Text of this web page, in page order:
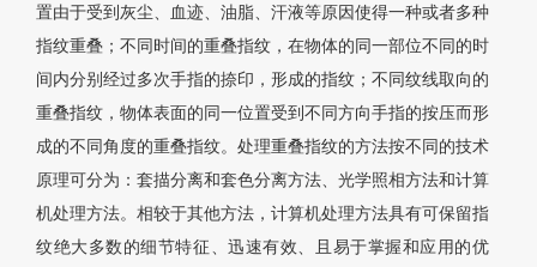
置由于受到灰尘、血迹、油脂、汗液等原因使得一种或者多种
指纹重叠；不同时间的重叠指纹，在物体的同一部位不同的时
间内分别经过多次手指的捺印，形成的指纹；不同纹线取向的
重叠指纹，物体表面的同一位置受到不同方向手指的按压而形
成的不同角度的重叠指纹。处理重叠指纹的方法按不同的技术
原理可分为：套描分离和套色分离方法、光学照相方法和计算
机处理方法。相较于其他方法，计算机处理方法具有可保留指
纹绝大多数的细节特征、迅速有效、且易于掌握和应用的优